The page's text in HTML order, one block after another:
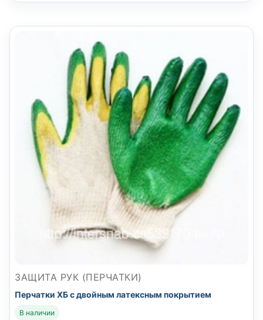
ЗАЩИТА РУК (ПЕРЧАТКИ)
Перчатки ХБ с двойным латексным покрытием
В наличии